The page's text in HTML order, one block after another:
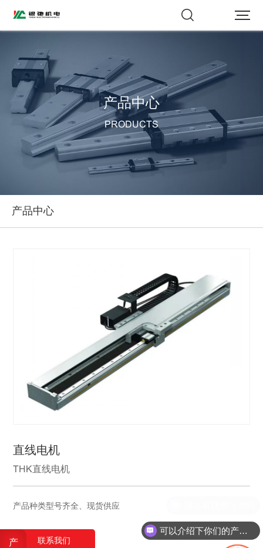
>
产品中心
PRODUCTS
产品中心
产
直线电机
THK直线电机
产品种类型号齐全、现货供应
联系我们
可以介绍下你们的产品么